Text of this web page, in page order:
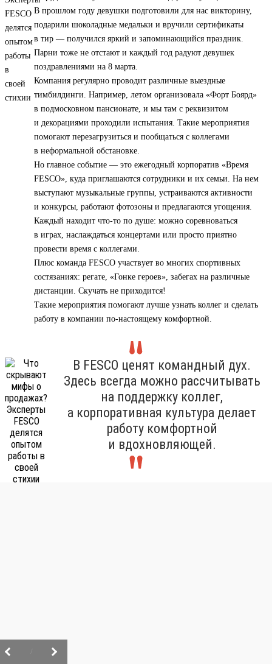
В прошлом году девушки подготовили для нас викторину,
подарили шоколадные медальки и вручили сертификаты
в тир — получился яркий и запоминающийся праздник.
Парни тоже не отстают и каждый год радуют девушек
поздравлениями на 8 марта.
Компания регулярно проводит различные выездные
тимбилдинги. Например, летом организовала «Форт Боярд»
в подмосковном пансионате, и мы там с реквизитом
и декорациями проходили испытания. Такие мероприятия
помогают перезагрузиться и пообщаться с коллегами
в неформальной обстановке.
Но главное событие — это ежегодный корпоратив «Время
FESCO», куда приглашаются сотрудники и их семьи. На нем
выступают музыкальные группы, устраиваются активности
и конкурсы, работают фотозоны и предлагаются угощения.
Каждый находит что-то по душе: можно соревноваться
в играх, наслаждаться концертами или просто приятно
провести время с коллегами.
Плюс команда FESCO участвует во многих спортивных
состязаниях: регате, «Гонке героев», забегах на различные
дистанции. Скучать не приходится!
Такие мероприятия помогают лучше узнать коллег и сделать
работу в компании по-настоящему комфортной.
В FESCO ценят командный дух.
Здесь всегда можно рассчитывать
на поддержку коллег,
а корпоративная культура делает
работу комфортной
и вдохновляющей.